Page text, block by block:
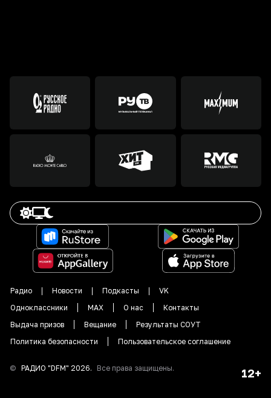
Радио Новости Подкасты
VK
Одноклассники
MAX О нас
Контакты
Выдача призов
Вещание
Результаты СОУТ
Политика безопасности
Пользовательское соглашение
© РАДИО "DFM" 2026. Все права защищены. 12+